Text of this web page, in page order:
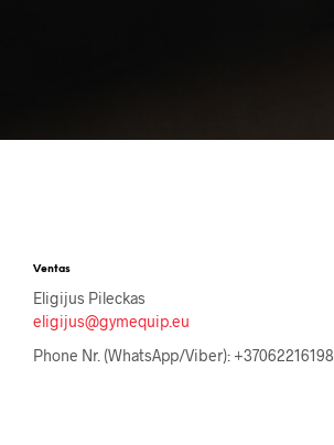
Ventas
Eligijus Pileckas
eligijus@gymequip.eu
Phone Nr. (WhatsApp/Viber): +37062216198